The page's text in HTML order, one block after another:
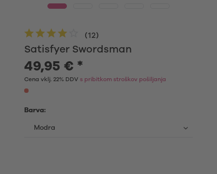
Satisfyer Swordsman
(12)
49,95 € *
Cena vklj. 22% DDV s pribitkom stroškov pošiljanja
Barva: